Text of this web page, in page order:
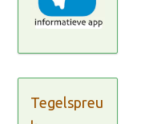
Tegelspreu